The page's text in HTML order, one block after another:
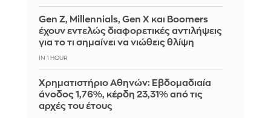
Gen Z, Millennials, Gen X και Boomers
έχουν εντελώς διαφορετικές αντιλήψεις
για το τι σημαίνει να νιώθεις θλίψη
IN 1 HOUR
Χρηματιστήριο Αθηνών: Εβδομαδιαία
άνοδος 1,76%, κέρδη 23,31% από τις
αρχές του έτους